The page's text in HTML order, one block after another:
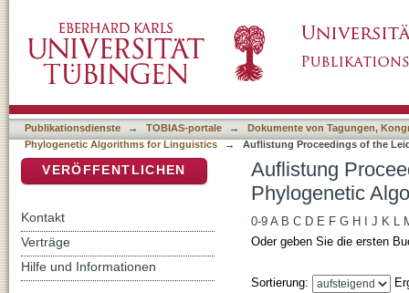
Linguistics nach DDC-Klassifikation
Publikationsdienste → TOBIAS-portale →
Dokumente von Tagungen,
Phylogenetic Algorithms for Linguistics
→ Auflistung Proceedings of the
Auflistung
Phylogenetic
0-9 A B C D E F G H J K L
Oder geben Sie die ersten
Sortierung:
VERÖFFENTLICHEN
Kontakt
Verträge
Hilfe und Informationen